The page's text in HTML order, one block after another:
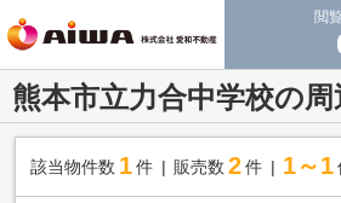
閲
熊本市立力合中学校の
該当物件数 1件 販売数 2 件 1～1